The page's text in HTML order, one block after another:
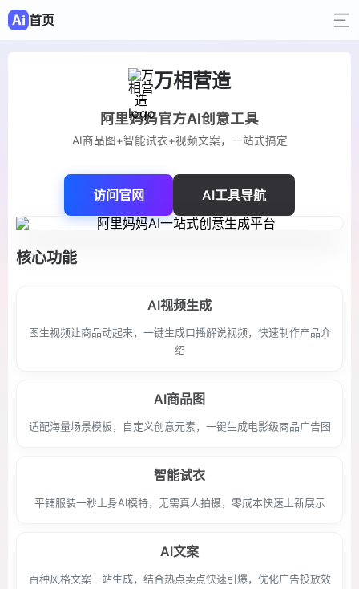
首页
万相营造
阿里妈妈官方AI创意工具
AI商品图+智能试衣+视频文案，一站式搞定
访问官网 AI工具导航
核心功能
AI视频生成
图生视频让商品动起来，一键生成口播解说视频，快速制作产品介
绍
AI商品图
适配海量场景模板，自定义创意元素，一键生成电影级商品广告图
智能试衣
平铺服装一秒上身AI模特，无需真人拍摄，零成本快速上新展示
AI文案
百种风格文案一站生成，结合热点卖点快速引爆，优化广告投放效